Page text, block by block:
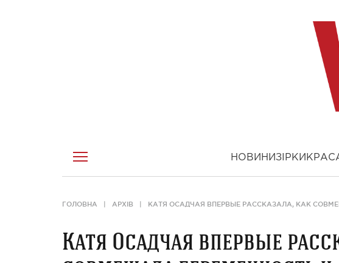
НОВИНИ ЗІРКИ
ГОЛОВНА АРХІВ КАТЯ ОСАДЧАЯ ВПЕРВЫЕ РАССКАЗАЛА, КАК
Катя Осадчая впервые